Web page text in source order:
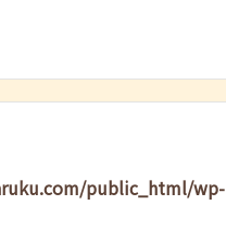
public_html/wp-